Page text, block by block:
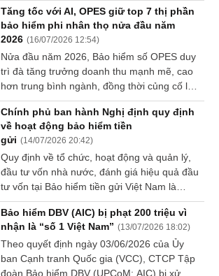
hiệu lực thi hành từ ngày 13/07/2026.
Tăng tốc với AI, OPES giữ top 7 thị phần
bảo hiểm phi nhân thọ nửa đầu năm
2026 (16/07/2026 12:54)
Nửa đầu năm 2026, Bảo hiểm số OPES duy
trì đà tăng trưởng doanh thu mạnh mẽ, cao
hơn trung bình ngành, đồng thời củng cố lợi
thế cạnh tranh thông qua nền tảng công
nghệ, ứng dụng trí tuệ nhân tạo (AI) và
chiến lược phát triển thương hiệu bài bản.
Chính phủ ban hành Nghị định quy định
về hoạt động bảo hiểm tiền
gửi (14/07/2026 20:42)
Quy định về tổ chức, hoạt động và quản lý,
đầu tư vốn nhà nước, đánh giá hiệu quả đầu
tư vốn tại Bảo hiểm tiền gửi Việt Nam là
những nội dung chính của Nghị định số 280
vừa được Chính phủ ban hành.
Bảo hiểm DBV (AIC) bị phạt 200 triệu vì
nhận là “số 1 Việt Nam” (13/07/2026 18:02)
Theo quyết định ngày 03/06/2026 của Ủy
ban Cạnh tranh Quốc gia (VCC), CTCP Tập
đoàn Bảo hiểm DBV (UPCoM: AIC) bị xử